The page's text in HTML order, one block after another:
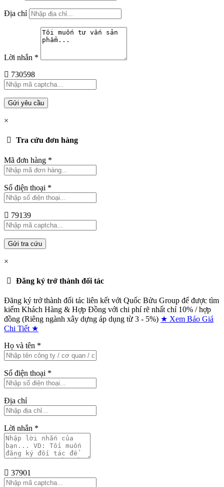
Địa chỉ
Lời nhắn *
730598
Gửi yêu cầu
×
Tra cứu đơn hàng
Mã đơn hàng *
Số điện thoại *
79139
Gửi tra cứu
×
Đăng ký trở thành đối tác
Đăng ký trở thành đối tác liên kết với Quốc Bửu Group để được tìm
kiếm Khách Hàng & Hợp Đồng với chi phí rẽ nhất chỉ 10% / hợp
đồng (Riêng ngành xây dựng áp dụng từ 3 - 5%) ★ Xem Báo Giá
Chi Tiết ★
Họ và tên *
Số điện thoại *
Địa chỉ
Lời nhắn *
37901